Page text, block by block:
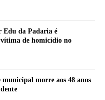
Edu da Padaria é
de homicídio no
municipal morre aos 48 anos